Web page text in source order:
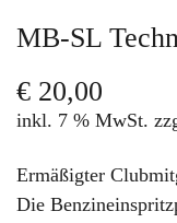
MB-SL
€ 20,00
inkl. 7 % MwSt.
Ermäßigter
Die